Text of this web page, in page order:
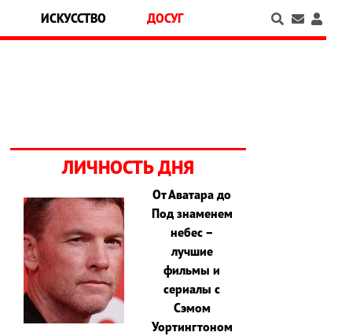
ИСКУССТВО ДОСУГ
ЛИЧНОСТЬ ДНЯ
От Аватара до
Под знаменем
небес –
лучшие
фильмы и
сериалы с
Сэмом
Уортингтоном